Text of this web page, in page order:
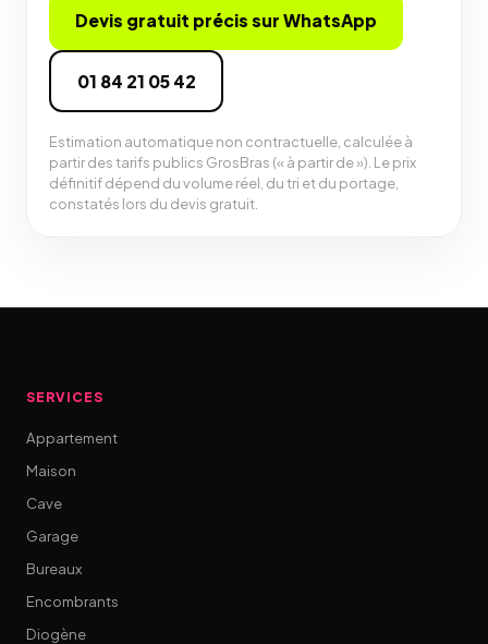
Devis gratuit précis sur WhatsApp
01 84 21 05 42
Estimation automatique non contractuelle, calculée à
partir des tarifs publics GrosBras (« à partir de »). Le prix
définitif dépend du volume réel, du tri et du portage,
constatés lors du devis gratuit.
SERVICES
Appartement
Maison
Cave
Garage
Bureaux
Encombrants
Diogène